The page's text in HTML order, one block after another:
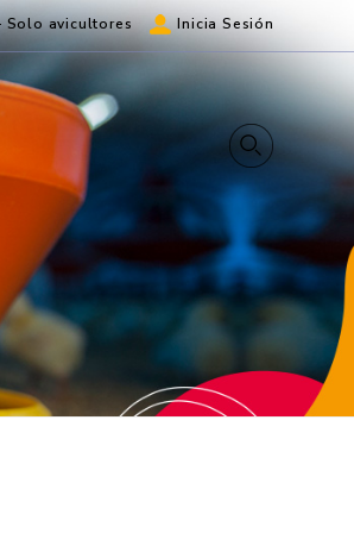
Solo avicultores Inicia Sesión